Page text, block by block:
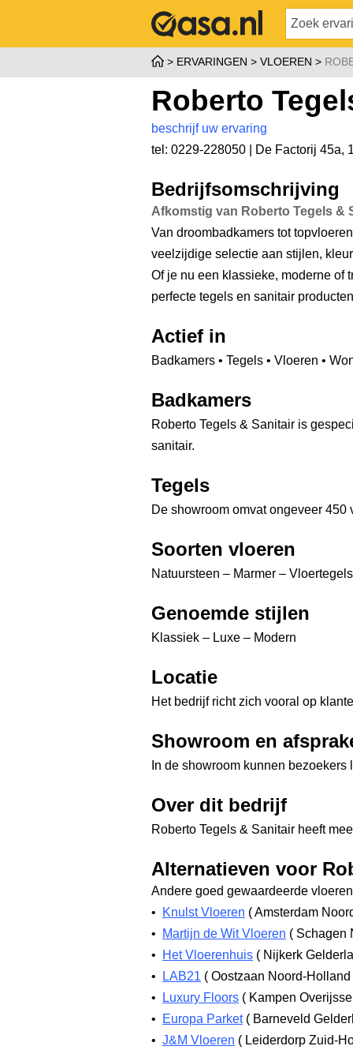
ERVARINGEN VLOEREN
Roberto
beschrijf uw ervaring
tel: 0229-228050 |
De Factorij 45a,
Bedrijfsomschrijving
Afkomstig van Roberto Tegels &
Van droombadkamers tot
veelzijdige selectie aan stijlen,
Of je nu een klassieke, moderne of
perfecte tegels en sanitair
Actief in
Badkamers • Tegels • Vloeren •
Badkamers
Roberto Tegels & Sanitair is
sanitair.
Tegels
De showroom omvat ongeveer
Soorten vloeren
Natuursteen – Marmer –
Genoemde stijlen
Klassiek – Luxe – Modern
Locatie
Het bedrijf richt zich vooral op
Showroom en
In de showroom kunnen
Over dit bedrijf
Roberto Tegels & Sanitair heeft
Alternatieven voor
Andere goed gewaardeerde
•
Knulst Vloeren (Amsterdam
•
Martijn de Wit Vloeren ( Schagen
•
Het Vloerenhuis ( Nijkerk
•
LAB21 ( Oostzaan Noord-Holland
•
Luxury Floors ( Kampen
•
Europa Parket ( Barneveld
• J&M Vloeren ( Leiderdorp Zuid-